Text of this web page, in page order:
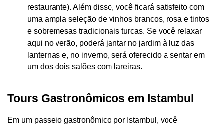
restaurante). Além disso, você ficará satisfeito com
uma ampla seleção de vinhos brancos, rosa e tintos
e sobremesas tradicionais turcas. Se você relaxar
aqui no verão, poderá jantar no jardim à luz das
lanternas e, no inverno, será oferecido a sentar em
um dos dois salões com lareiras.
Tours Gastronômicos em Istambul
Em um passeio gastronômico por Istambul, você